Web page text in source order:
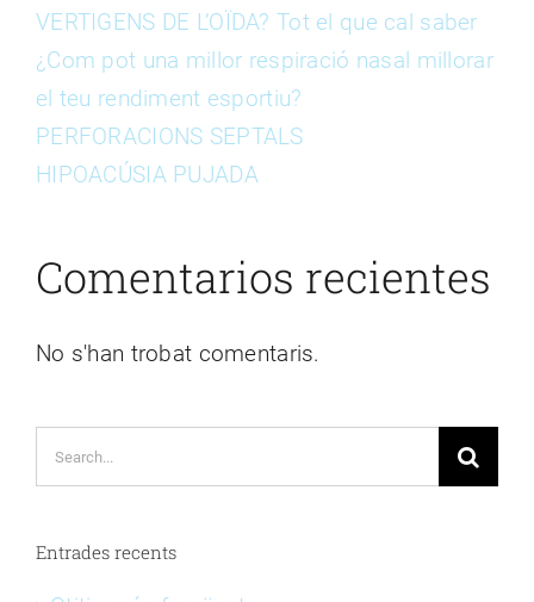
VERTIGENS DE L’OÏDA? Tot el que cal saber
¿Com pot una millor respiració nasal millorar
el teu rendiment esportiu?
PERFORACIONS SEPTALS
HIPOACÚSIA PUJADA
Comentarios recientes
No s'han trobat comentaris.
Search
for:
Entrades recents